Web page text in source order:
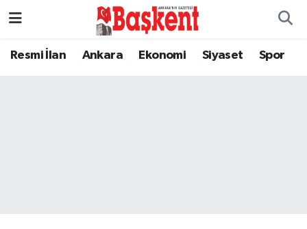
Resmi İlan Ankara Ekonomi Siyaset Spor